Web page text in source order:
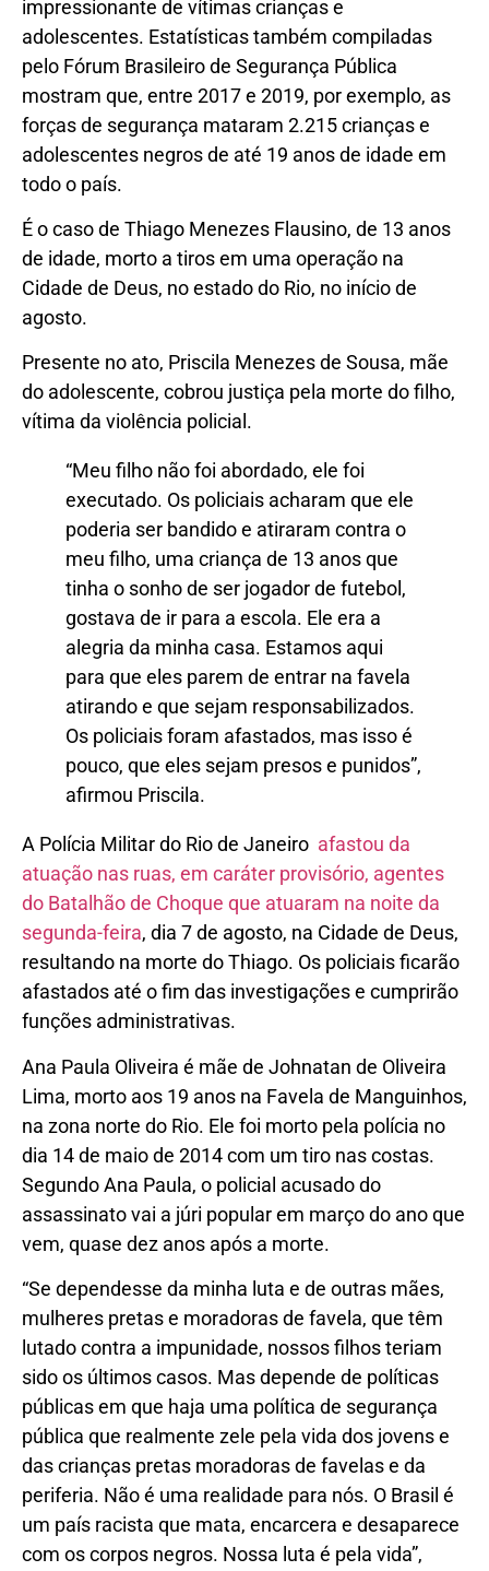
impressionante de vítimas crianças e
adolescentes. Estatísticas também compiladas
pelo Fórum Brasileiro de Segurança Pública
mostram que, entre 2017 e 2019, por exemplo, as
forças de segurança mataram 2.215 crianças e
adolescentes negros de até 19 anos de idade em
todo o país.
É o caso de Thiago Menezes Flausino, de 13 anos
de idade, morto a tiros em uma operação na
Cidade de Deus, no estado do Rio, no início de
agosto.
Presente no ato, Priscila Menezes de Sousa, mãe
do adolescente, cobrou justiça pela morte do filho,
vítima da violência policial.
“Meu filho não foi abordado, ele foi
executado. Os policiais acharam que ele
poderia ser bandido e atiraram contra o
meu filho, uma criança de 13 anos que
tinha o sonho de ser jogador de futebol,
gostava de ir para a escola. Ele era a
alegria da minha casa. Estamos aqui
para que eles parem de entrar na favela
atirando e que sejam responsabilizados.
Os policiais foram afastados, mas isso é
pouco, que eles sejam presos e punidos”,
afirmou Priscila.
A Polícia Militar do Rio de Janeiro afastou da
atuação nas ruas, em caráter provisório, agentes
do Batalhão de Choque que atuaram na noite da
segunda-feira, dia 7 de agosto, na Cidade de Deus,
resultando na morte do Thiago. Os policiais ficarão
afastados até o fim das investigações e cumprirão
funções administrativas.
Ana Paula Oliveira é mãe de Johnatan de Oliveira
Lima, morto aos 19 anos na Favela de Manguinhos,
na zona norte do Rio. Ele foi morto pela polícia no
dia 14 de maio de 2014 com um tiro nas costas.
Segundo Ana Paula, o policial acusado do
assassinato vai a júri popular em março do ano que
vem, quase dez anos após a morte.
“Se dependesse da minha luta e de outras mães,
mulheres pretas e moradoras de favela, que têm
lutado contra a impunidade, nossos filhos teriam
sido os últimos casos. Mas depende de políticas
públicas em que haja uma política de segurança
pública que realmente zele pela vida dos jovens e
das crianças pretas moradoras de favelas e da
periferia. Não é uma realidade para nós. O Brasil é
um país racista que mata, encarcera e desaparece
com os corpos negros. Nossa luta é pela vida”,